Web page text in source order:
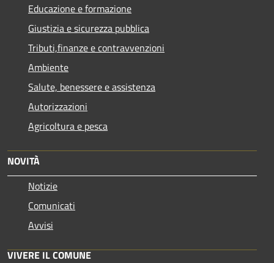
Educazione e formazione
Giustizia e sicurezza pubblica
Tributi,finanze e contravvenzioni
Ambiente
Salute, benessere e assistenza
Autorizzazioni
Agricoltura e pesca
NOVITÀ
Notizie
Comunicati
Avvisi
VIVERE IL COMUNE